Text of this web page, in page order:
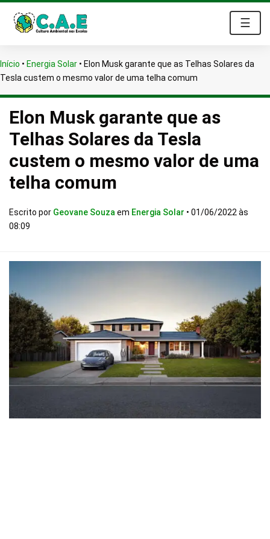
☰
Início • Energia Solar • Elon Musk garante que as Telhas Solares da
Tesla custem o mesmo valor de uma telha comum
Elon Musk garante que as
Telhas Solares da Tesla
custem o mesmo valor de uma
telha comum
Escrito por Geovane Souza em Energia Solar • 01/06/2022 às
08:09